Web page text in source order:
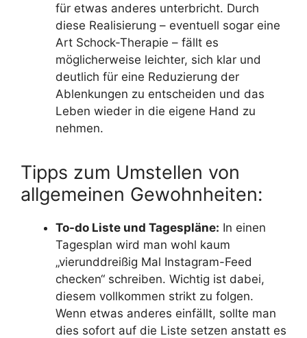
für etwas anderes unterbricht. Durch
diese Realisierung – eventuell sogar eine
Art Schock-Therapie – fällt es
möglicherweise leichter, sich klar und
deutlich für eine Reduzierung der
Ablenkungen zu entscheiden und das
Leben wieder in die eigene Hand zu
nehmen.
Tipps zum Umstellen von
allgemeinen Gewohnheiten:
To-do Liste und Tagespläne: In einen
Tagesplan wird man wohl kaum
„vierunddreißig Mal Instagram-Feed
checken“ schreiben. Wichtig ist dabei,
diesem vollkommen strikt zu folgen.
Wenn etwas anderes einfällt, sollte man
dies sofort auf die Liste setzen anstatt es